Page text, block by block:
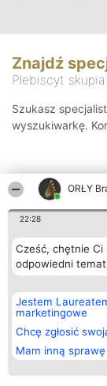
ORŁY
22:28
Cześć, chętnie Ci
odpowiedni
Jestem
marketingowe
Chcę zgłosić
Mam inną sprawę
Znajdź
Plebiscyt
Szukasz
wyszukiwarkę.
Organizator
Bright Side Solutions sp.
o. sp. k.
ul. Ruska 22
Wrocław 50-079
KRS 0000749100 | Regon
381313360 | NIP